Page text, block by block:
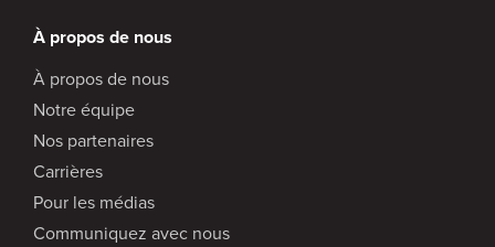
À propos de nous
À propos de nous
Notre équipe
Nos partenaires
Carrières
Pour les médias
Communiquez avec nous